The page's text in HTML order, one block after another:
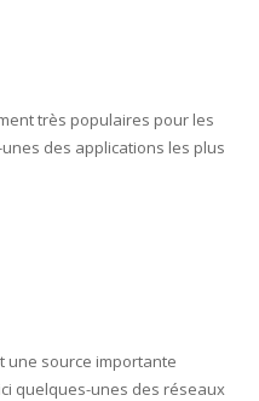
très populaires pour les
des applications les plus
une source importante
quelques-unes des réseaux